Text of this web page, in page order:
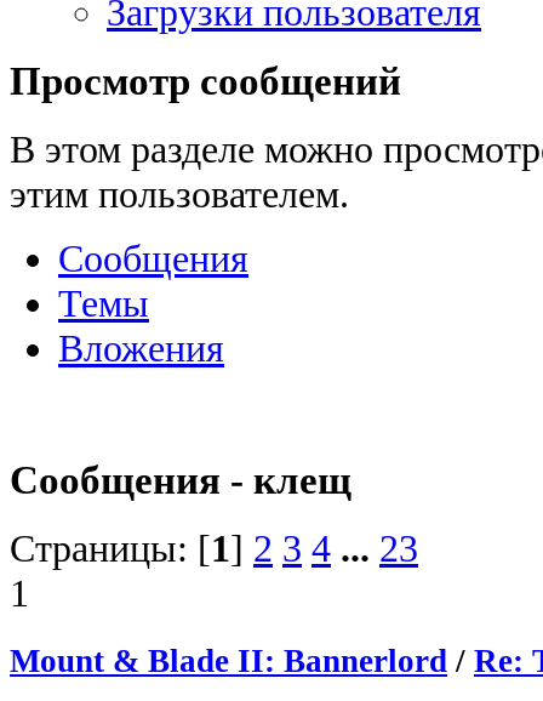
Загрузки пользователя
Просмотр сообщений
В этом разделе можно
этим пользователем.
Сообщения
Темы
Вложения
Сообщения - клещ
Страницы: [1] 2 3 4 ... 23
1
Mount & Blade II: Bannerlord / Re: